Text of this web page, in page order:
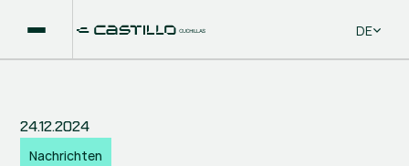
Select
DE
24.12.2024
Nachrichten